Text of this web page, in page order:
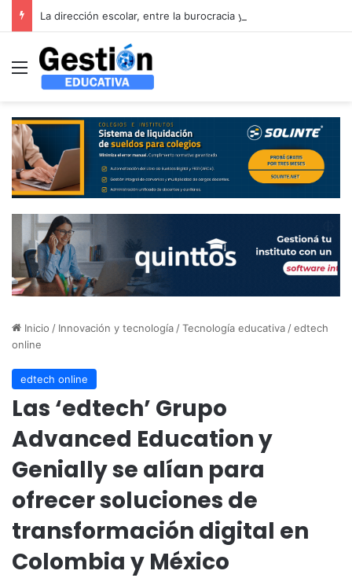
Menú
Inicio / Innovación y tecnología /Tecnología educativa /edtech
online
edtech online
Las ‘edtech’ Grupo
Advanced Education y
Genially se alían para
ofrecer soluciones de
transformación digital en
Colombia y México